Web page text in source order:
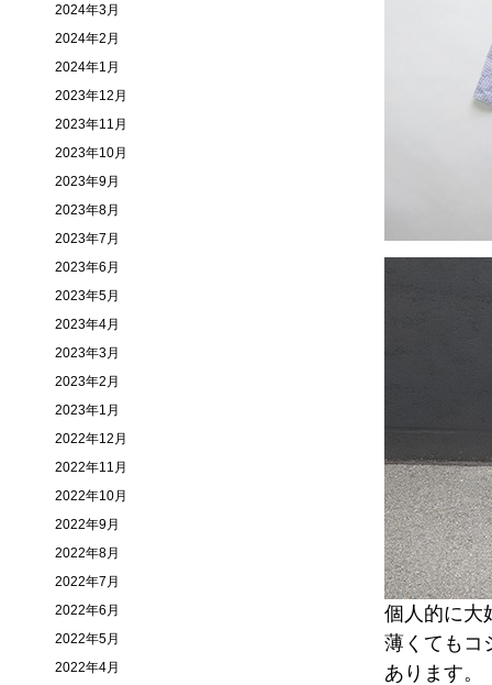
個人的に大
薄くてもコ
あります。
2024年3月
2024年2月
2024年1月
2023年12月
2023年11月
2023年10月
2023年9月
2023年8月
2023年7月
2023年6月
2023年5月
2023年4月
2023年3月
2023年2月
2023年1月
2022年12月
2022年11月
2022年10月
2022年9月
2022年8月
2022年7月
2022年6月
2022年5月
2022年4月